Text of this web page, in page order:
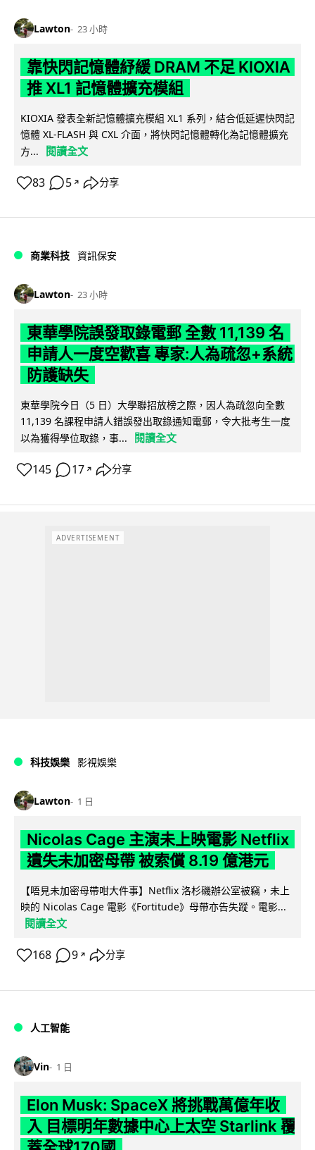
Lawton 23 小時
靠快閃記憶體紓緩 DRAM 不足 KIOXIA
推 XL1 記憶體擴充模組
KIOXIA 發表全新記憶體擴充模組 XL1 系列，結合低延遲快閃記
憶體 XL-FLASH 與 CXL 介面，將快閃記憶體轉化為記憶體擴充
方...
閱讀全文
83 5 ↗ 分享
商業科技 資訊保安
Lawton 23 小時
東華學院誤發取錄電郵 全數 11,139 名
申請人一度空歡喜 專家:人為疏忽+系統
防護缺失
東華學院今日（5 日）大學聯招放榜之際，因人為疏忽向全數
11,139 名課程申請人錯誤發出取錄通知電郵，令大批考生一度
以為獲得學位取錄，事...
閱讀全文
145 17 ↗ 分享
ADVERTISEMENT
科技娛樂 影視娛樂
Lawton 1 日
Nicolas Cage 主演未上映電影 Netflix
遺失未加密母帶 被索償 8.19 億港元
【唔見未加密母帶咁大件事】Netflix 洛杉磯辦公室被竊，未上
映的 Nicolas Cage 電影《Fortitude》母帶亦告失蹤。電影...
閱讀全文
168 9 ↗ 分享
人工智能
Vin 1 日
Elon Musk: SpaceX 將挑戰萬億年收
入 目標明年數據中心上太空 Starlink 覆